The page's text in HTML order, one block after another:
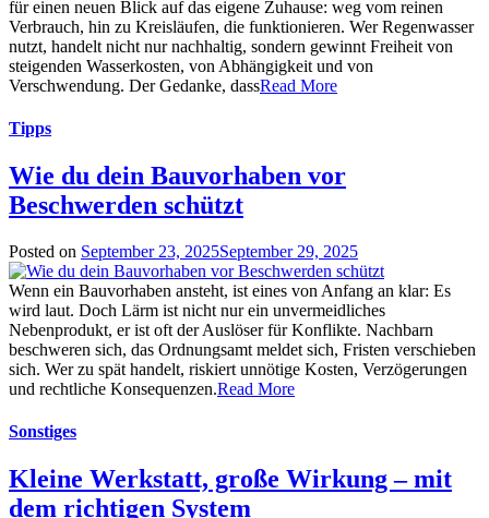
für einen neuen Blick auf das eigene Zuhause: weg vom reinen
Verbrauch, hin zu Kreisläufen, die funktionieren. Wer Regenwasser
nutzt, handelt nicht nur nachhaltig, sondern gewinnt Freiheit von
steigenden Wasserkosten, von Abhängigkeit und von
Verschwendung. Der Gedanke, dassRead More
Tipps
Wie du dein Bauvorhaben vor
Beschwerden schützt
Posted on September 23, 2025September 29, 2025
Wenn ein Bauvorhaben ansteht, ist eines von Anfang an klar: Es
wird laut. Doch Lärm ist nicht nur ein unvermeidliches
Nebenprodukt, er ist oft der Auslöser für Konflikte. Nachbarn
beschweren sich, das Ordnungsamt meldet sich, Fristen verschieben
sich. Wer zu spät handelt, riskiert unnötige Kosten, Verzögerungen
und rechtliche Konsequenzen.Read More
Sonstiges
Kleine Werkstatt, große Wirkung – mit
dem richtigen System